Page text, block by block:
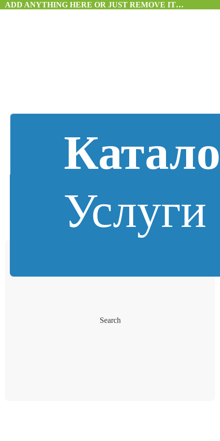
ADD ANYTHING HERE OR JUST REMOVE IT…
Услуги
Search